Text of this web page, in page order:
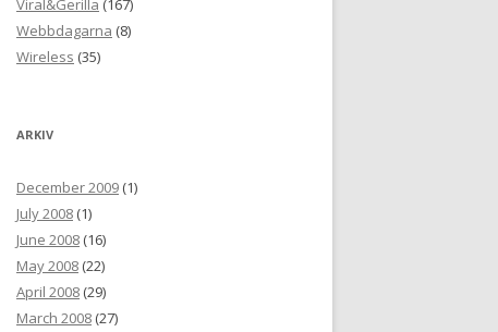
Viral&Gerilla (167)
Webbdagarna (8)
Wireless (35)
ARKIV
December 2009 (1)
July 2008 (1)
June 2008 (16)
May 2008 (22)
April 2008 (29)
March 2008 (27)